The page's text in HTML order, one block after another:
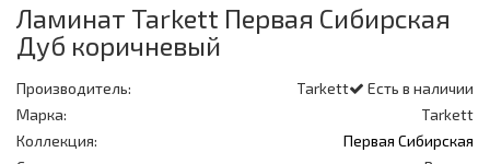
Ламинат Tarkett Первая Сибирская
Дуб коричневый
Есть в наличии
Производитель:
Tarkett
Марка:
Tarkett
Коллекция:
Первая Сибирская